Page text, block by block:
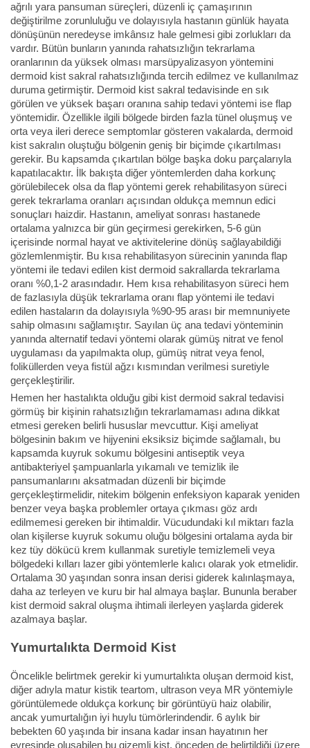
ağrılı yara pansuman süreçleri, düzenli iç çamaşırının
değiştirilme zorunluluğu ve dolayısıyla hastanın günlük hayata
dönüşünün neredeyse imkânsız hale gelmesi gibi zorlukları da
vardır. Bütün bunların yanında rahatsızlığın tekrarlama
oranlarının da yüksek olması marsüpyalizasyon yöntemini
dermoid kist sakral rahatsızlığında tercih edilmez ve kullanılmaz
duruma getirmiştir. Dermoid kist sakral tedavisinde en sık
görülen ve yüksek başarı oranına sahip tedavi yöntemi ise flap
yöntemidir. Özellikle ilgili bölgede birden fazla tünel oluşmuş ve
orta veya ileri derece semptomlar gösteren vakalarda, dermoid
kist sakralın oluştuğu bölgenin geniş bir biçimde çıkartılması
gerekir. Bu kapsamda çıkartılan bölge başka doku parçalarıyla
kapatılacaktır. İlk bakışta diğer yöntemlerden daha korkunç
görülebilecek olsa da flap yöntemi gerek rehabilitasyon süreci
gerek tekrarlama oranları açısından oldukça memnun edici
sonuçları haizdir. Hastanın, ameliyat sonrası hastanede
ortalama yalnızca bir gün geçirmesi gerekirken, 5-6 gün
içerisinde normal hayat ve aktivitelerine dönüş sağlayabildiği
gözlemlenmiştir. Bu kısa rehabilitasyon sürecinin yanında flap
yöntemi ile tedavi edilen kist dermoid sakrallarda tekrarlama
oranı %0,1-2 arasındadır. Hem kısa rehabilitasyon süreci hem
de fazlasıyla düşük tekrarlama oranı flap yöntemi ile tedavi
edilen hastaların da dolayısıyla %90-95 arası bir memnuniyete
sahip olmasını sağlamıştır. Sayılan üç ana tedavi yönteminin
yanında alternatif tedavi yöntemi olarak gümüş nitrat ve fenol
uygulaması da yapılmakta olup, gümüş nitrat veya fenol,
foliküllerden veya fistül ağzı kısmından verilmesi suretiyle
gerçekleştirilir.
Hemen her hastalıkta olduğu gibi kist dermoid sakral tedavisi
görmüş bir kişinin rahatsızlığın tekrarlamaması adına dikkat
etmesi gereken belirli hususlar mevcuttur. Kişi ameliyat
bölgesinin bakım ve hijyenini eksiksiz biçimde sağlamalı, bu
kapsamda kuyruk sokumu bölgesini antiseptik veya
antibakteriyel şampuanlarla yıkamalı ve temizlik ile
pansumanlarını aksatmadan düzenli bir biçimde
gerçekleştirmelidir, nitekim bölgenin enfeksiyon kaparak yeniden
benzer veya başka problemler ortaya çıkması göz ardı
edilmemesi gereken bir ihtimaldir. Vücudundaki kıl miktarı fazla
olan kişilerse kuyruk sokumu oluğu bölgesini ortalama ayda bir
kez tüy dökücü krem kullanmak suretiyle temizlemeli veya
bölgedeki kılları lazer gibi yöntemlerle kalıcı olarak yok etmelidir.
Ortalama 30 yaşından sonra insan derisi giderek kalınlaşmaya,
daha az terleyen ve kuru bir hal almaya başlar. Bununla beraber
kist dermoid sakral oluşma ihtimali ilerleyen yaşlarda giderek
azalmaya başlar.
Yumurtalıkta Dermoid Kist
Öncelikle belirtmek gerekir ki yumurtalıkta oluşan dermoid kist,
diğer adıyla matur kistik teartom, ultrason veya MR yöntemiyle
görüntülemede oldukça korkunç bir görüntüyü haiz olabilir,
ancak yumurtalığın iyi huylu tümörlerindendir. 6 aylık bir
bebekten 60 yaşında bir insana kadar insan hayatının her
evresinde oluşabilen bu gizemli kist, önceden de belirtildiği üzere